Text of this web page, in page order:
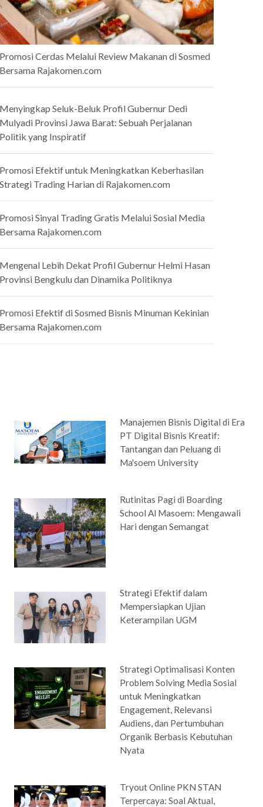
Cerdas Melalui Review Makanan di Sosmed
Rajakomen.com
Seluk-Beluk Profil Gubernur Dedi
Provinsi Jawa Barat: Sebuah Perjalanan
yang Inspiratif
Efektif untuk Meningkatkan Keberhasilan
Trading Harian di Rajakomen.com
Sinyal Trading Gratis Melalui Sosial Media
Rajakomen.com
Lebih Dekat Profil Gubernur Helmi Hasan
Bengkulu dan Dinamika Politiknya
Efektif di Sosmed Bisnis Minuman Kekinian
Rajakomen.com
Manajemen Bisnis Digital di Era
PT Digital Bisnis Kreatif:
Tantangan dan Peluang di
Ma'soem University
Rutinitas Pagi di Boarding
School Al Masoem: Mengawali
Hari dengan Semangat
Strategi Efektif dalam
Mempersiapkan Ujian
Keterampilan UGM
Strategi Optimalisasi Konten
Problem Solving Media Sosial
untuk Meningkatkan
Engagement, Relevansi
Audiens, dan Pertumbuhan
Organik Berbasis Kebutuhan
Nyata
Tryout Online PKN STAN
Terpercaya: Soal Aktual,